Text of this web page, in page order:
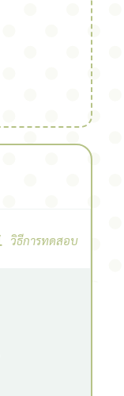
วิธีการทดสอบ